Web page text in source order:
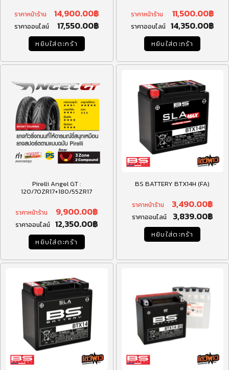
ราคาหน้าร้าน 14,900.00฿
ราคาออนไลน์ 17,550.00฿
หยิบใส่ตะกร้า
ราคาหน้าร้าน 11,500.00฿
ราคาออนไลน์ 14,350.00฿
หยิบใส่ตะกร้า
Pirelli Angel GT :
120/70ZR17+180/55ZR17
ราคาหน้าร้าน 9,900.00฿
ราคาออนไลน์ 12,350.00฿
หยิบใส่ตะกร้า
BS BATTERY BTX14H (FA)
ราคาหน้าร้าน 3,490.00฿
ราคาออนไลน์ 3,839.00฿
หยิบใส่ตะกร้า